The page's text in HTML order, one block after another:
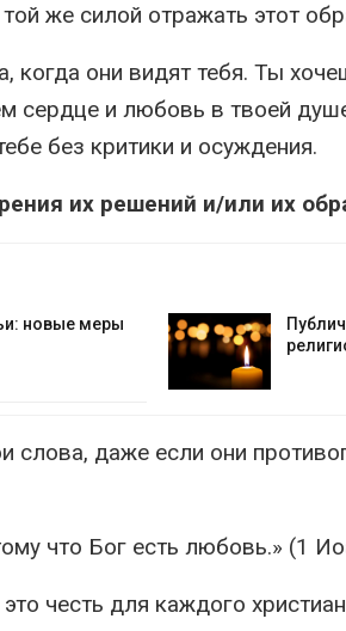
же силой отражать этот
они видят тебя. Ты
сердце и любовь в твоей
без критики и осуждения.
их решений и/или их
новые меры
слова, даже если они
что Бог есть любовь.» (1
честь для каждого